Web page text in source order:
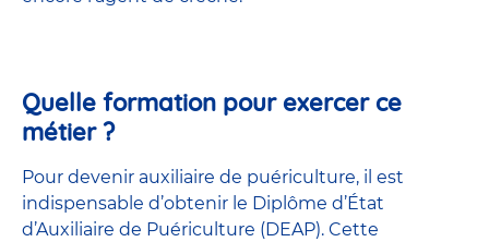
Quelle formation pour exercer ce
métier ?
Pour devenir auxiliaire de puériculture, il est
indispensable d’obtenir le Diplôme d’État
d’Auxiliaire de Puériculture (DEAP). Cette